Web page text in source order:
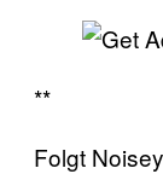
**
Folgt